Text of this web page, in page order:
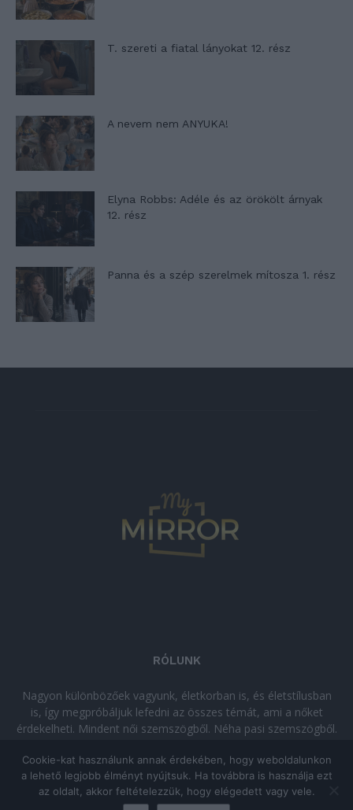
T. szereti a fiatal lányokat 12. rész
A nevem nem ANYUKA!
Elyna Robbs: Adéle és az örökölt árnyak
12. rész
Panna és a szép szerelmek mítosza 1. rész
RÓLUNK
Nagyon különbözőek vagyunk, életkorban is, és életstílusban
is, így megpróbáljuk lefedni az összes témát, ami a nőket
érdekelheti. Mindent női szemszögből. Néha pasi szemszögből.
kikapcsolódásra vágysz!
© Copyright 2026 - mymirror.huADATKEZELÉSI TÁJÉKOZTATÓ
Cookie-kat használunk annak érdekében, hogy weboldalunkon
a lehető legjobb élményt nyújtsuk. Ha továbbra is használja ezt
az oldalt, akkor feltételezzük, hogy elégedett vagy vele.